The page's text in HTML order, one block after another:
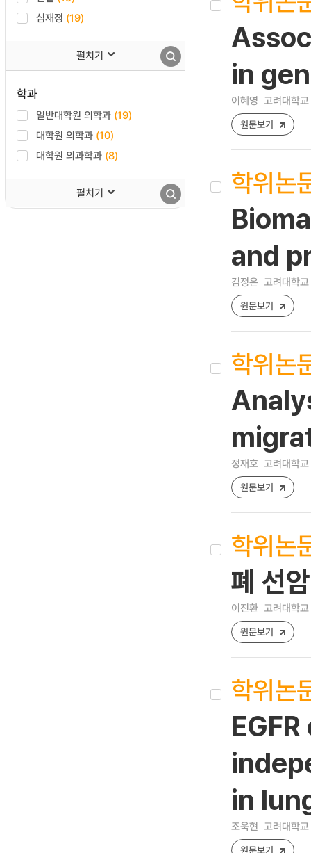
심재정 (19)
펼치기
학과
일반대학원 의학과 (19)
대학원 의학과 (10)
대학원 의과학과 (8)
펼치기
in
이혜영 고려대학
원문보기
학위논
and
김정은 고려대학
원문보기
학위논
정재호 고려대학
원문보기
학위논
폐 선
이진환 고려대학
원문보기
학위논
in
조욱현 고려대학
원문보기